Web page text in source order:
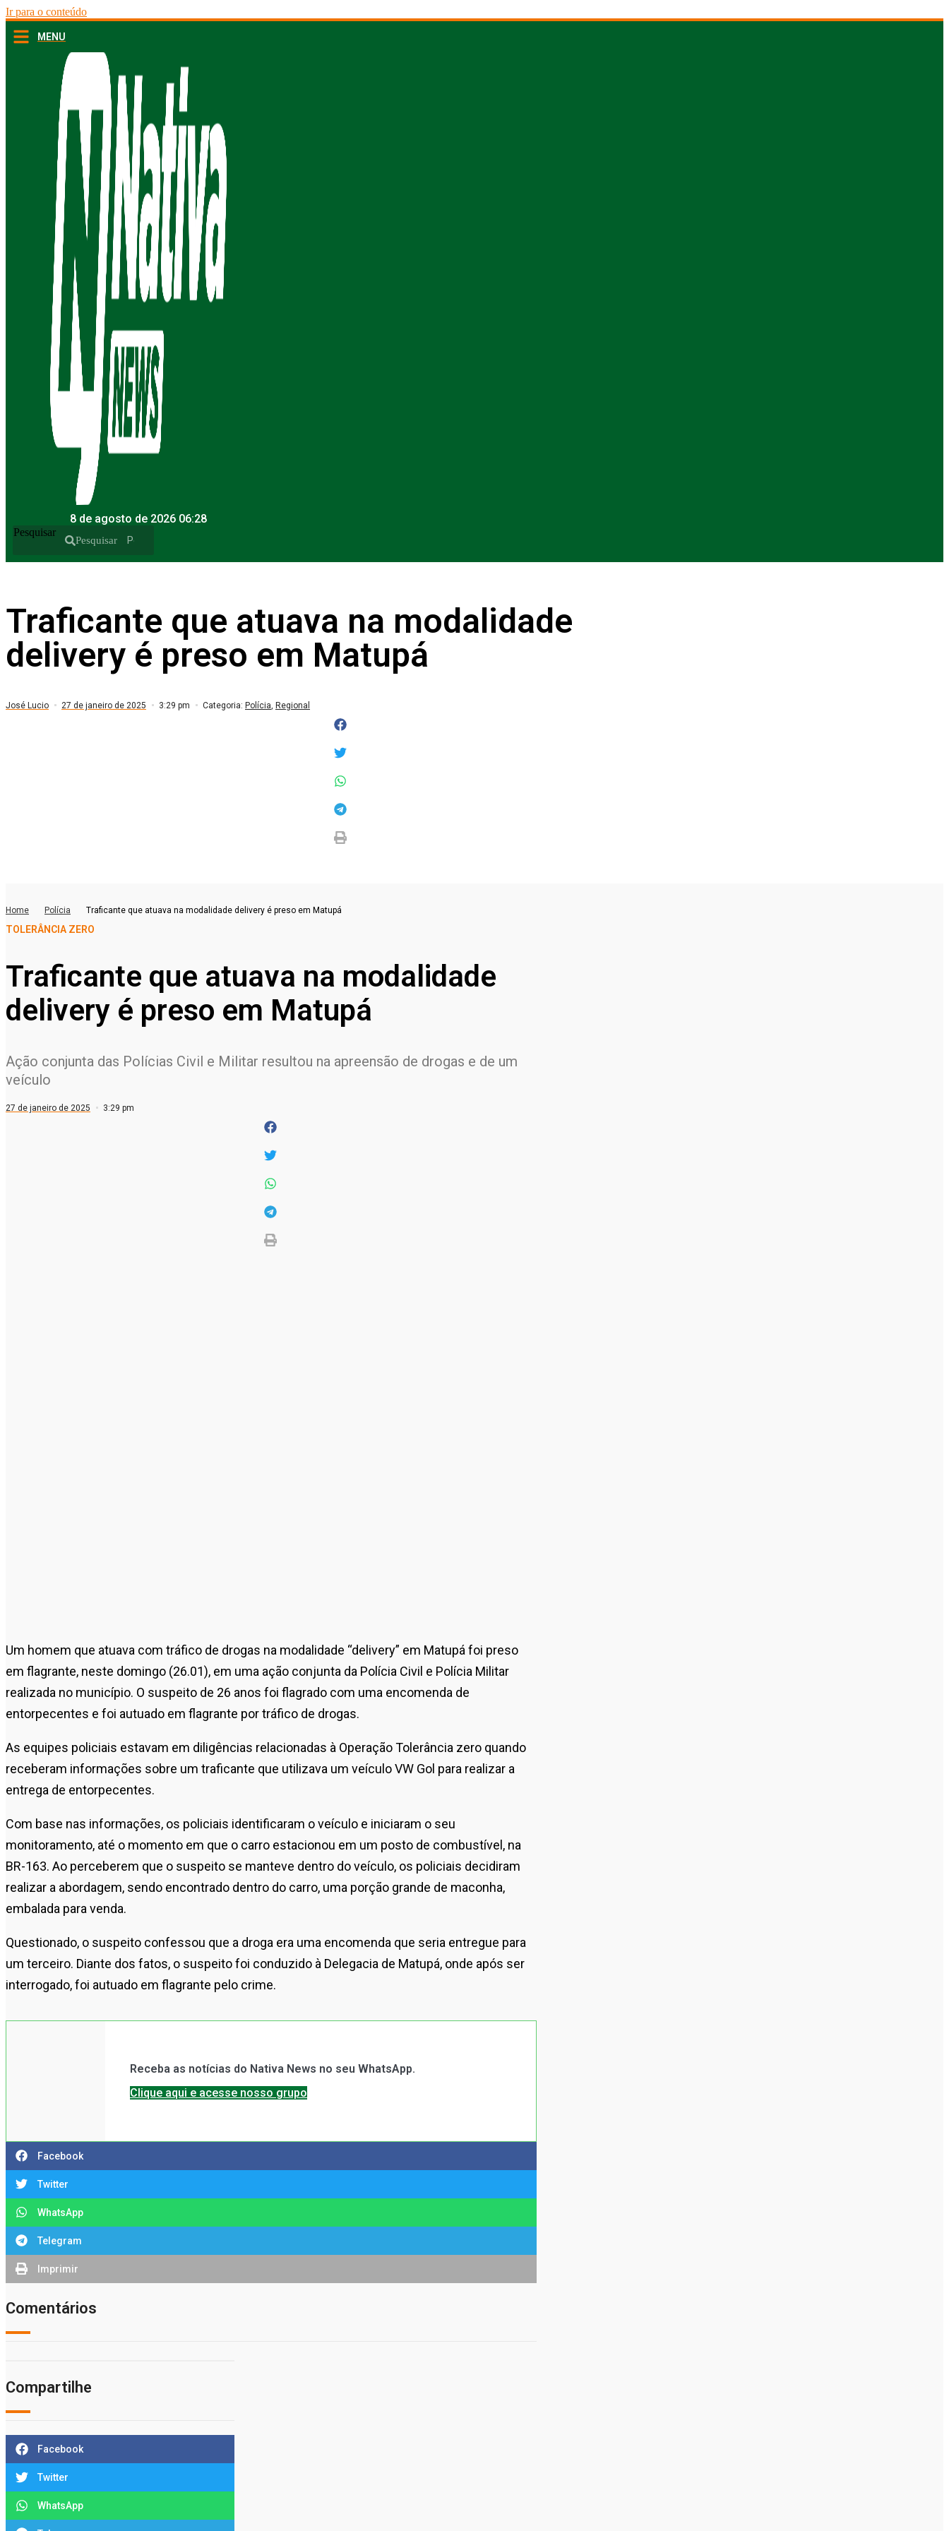
Ir para o conteúdo
MENU
8 de agosto de 2026 06:28
Pesquisar
Pesquisar
Traficante que atuava na modalidade
delivery é preso em Matupá
José Lucio 27 de janeiro de 2025 3:29 pm Categoria: Polícia Regional
Home Polícia Traficante que atuava na modalidade delivery é preso em Matupá
TOLERÂNCIA ZERO
Traficante que atuava na modalidade
delivery é preso em Matupá
Ação conjunta das Polícias Civil e Militar resultou na apreensão de drogas e de um
veículo
27 de janeiro de 2025 3:29 pm
Um homem que atuava com tráfico de drogas na modalidade “delivery” em Matupá foi preso
em flagrante, neste domingo (26.01), em uma ação conjunta da Polícia Civil e Polícia Militar
realizada no município. O suspeito de 26 anos foi flagrado com uma encomenda de
entorpecentes e foi autuado em flagrante por tráfico de drogas.
As equipes policiais estavam em diligências relacionadas à Operação Tolerância zero quando
receberam informações sobre um traficante que utilizava um veículo VW Gol para realizar a
entrega de entorpecentes.
Com base nas informações, os policiais identificaram o veículo e iniciaram o seu
monitoramento, até o momento em que o carro estacionou em um posto de combustível, na
BR-163. Ao perceberem que o suspeito se manteve dentro do veículo, os policiais decidiram
realizar a abordagem, sendo encontrado dentro do carro, uma porção grande de maconha,
embalada para venda.
Questionado, o suspeito confessou que a droga era uma encomenda que seria entregue para
um terceiro. Diante dos fatos, o suspeito foi conduzido à Delegacia de Matupá, onde após ser
interrogado, foi autuado em flagrante pelo crime.
Receba as notícias do Nativa News no seu WhatsApp.
Clique aqui e acesse nosso grupo
Facebook
Twitter
WhatsApp
Telegram
Imprimir
Comentários
Compartilhe
Facebook
Twitter
WhatsApp